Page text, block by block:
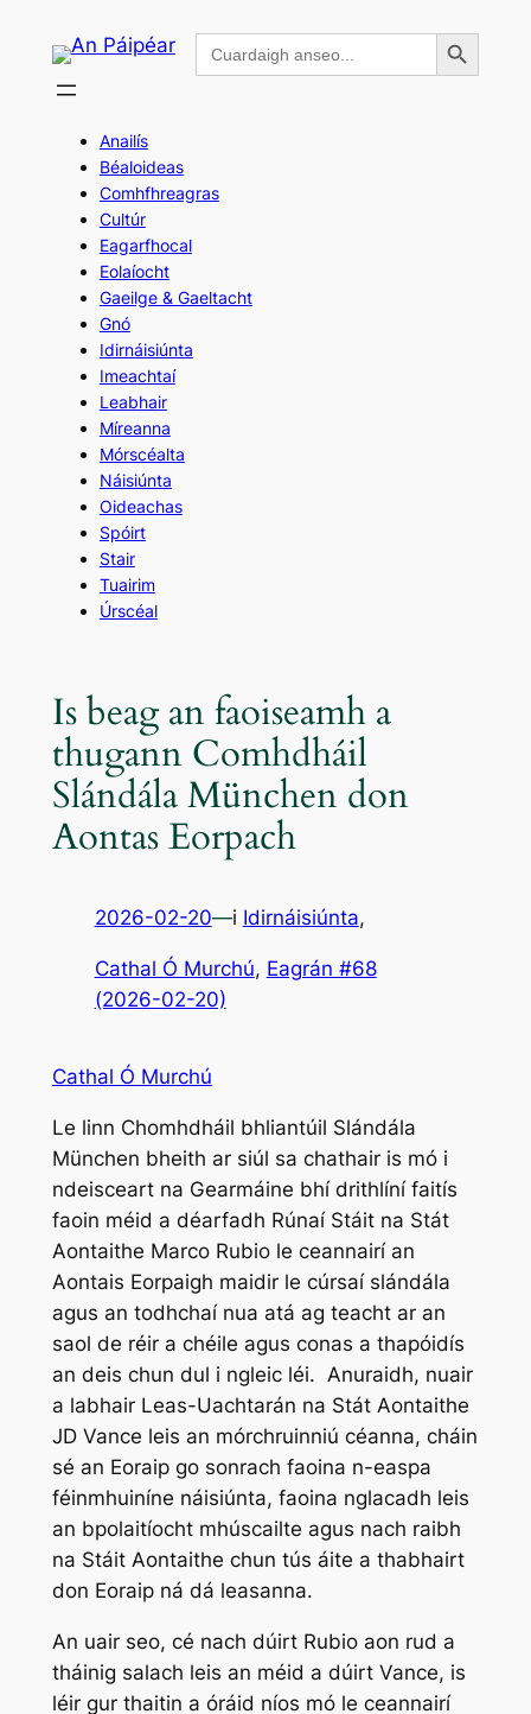
content
Search
for:
Search Button
Anailís
Béaloideas
Comhfhreagras
Cultúr
Eagarfhocal
Eolaíocht
Gaeilge & Gaeltacht
Gnó
Idirnáisiúnta
Imeachtaí
Leabhair
Míreanna
Mórscéalta
Náisiúnta
Oideachas
Spóirt
Stair
Tuairim
Úrscéal
Is beag an faoiseamh a
thugann Comhdháil
Slándála München don
Aontas Eorpach
2026-02-20—i Idirnáisiúnta,
Cathal Ó Murchú, Eagrán #68
(2026-02-20)
Cathal Ó Murchú
Le linn Chomhdháil bhliantúil Slándála
München bheith ar siúl sa chathair is mó i
ndeisceart na Gearmáine bhí drithlíní faitís
faoin méid a déarfadh Rúnaí Stáit na Stát
Aontaithe Marco Rubio le ceannairí an
Aontais Eorpaigh maidir le cúrsaí slándála
agus an todhchaí nua atá ag teacht ar an
saol de réir a chéile agus conas a thapóidís
an deis chun dul i ngleic léi. Anuraidh, nuair
a labhair Leas-Uachtarán na Stát Aontaithe
JD Vance leis an mórchruinniú céanna, cháin
sé an Eoraip go sonrach faoina n-easpa
féinmhuiníne náisiúnta, faoina nglacadh leis
an bpolaitíocht mhúscailte agus nach raibh
na Stáit Aontaithe chun tús áite a thabhairt
don Eoraip ná dá leasanna.
An uair seo, cé nach dúirt Rubio aon rud a
tháinig salach leis an méid a dúirt Vance, is
léir gur thaitin a óráid níos mó le ceannairí